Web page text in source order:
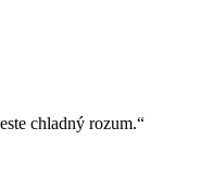
chladný rozum.